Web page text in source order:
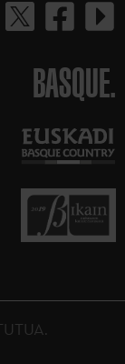
BASQUE.